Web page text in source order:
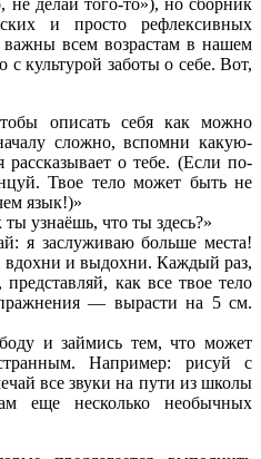
и просто рефлексивных
всем возрастам в нашем
с культурой заботы о себе. Вот,
описать себя как можно
сложно, вспомни какую-
рассказывает о тебе. (Если по-
Твое тело может быть не
язык!)»
узнаёшь, что ты здесь?»
я заслуживаю больше места!
вдохни и выдохни. Каждый раз,
как все твое тело
— вырасти на 5 см.
и займись тем, что может
Например: рисуй с
все звуки на пути из школы
еще несколько необычных